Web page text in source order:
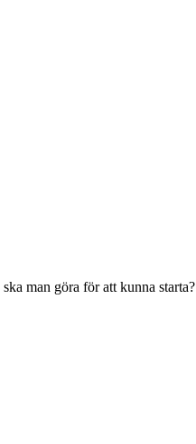
man göra för att kunna starta?